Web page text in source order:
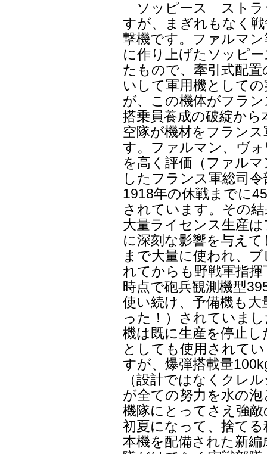
ソッピース ストラ
すが、まぎれもなく
撃機です。ファルマ
に作り上げたソッピ
たもので、牽引式配
いして軍用機として
が、この機体がフラ
搭乗員養成の破綻か
空隊が機材をフラン
す。ファルマン、ヴ
を高く評価（ファル
したフランス軍総司
1918年の休戦までに
されています。その
大量ライセンス生産
に深刻な影響を与え
まで大量に使われ、
れてからも野戦軍指
時点で砲兵観測機型
使い続け、予備機も
った！）されていま
機は既に生産を停止
としても使用されて
すが、爆弾搭載量
（設計ではなくクレ
が全ての努力を水の
機隊にとってさえ強
初夏になって、捨て
本機を配備された新